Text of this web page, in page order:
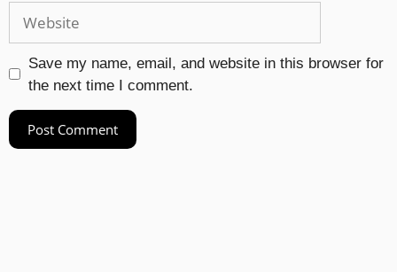
Save my name, email, and website in this browser for
the next time I comment.